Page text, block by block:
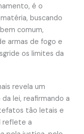
é o
buscando
comum,
armas de fogo e
os limites da
revela um
lei, reafirmando a
tão letais e
reflete a